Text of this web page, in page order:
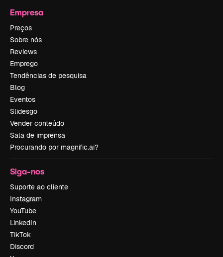
Empresa
Preços
Sobre nós
Reviews
Emprego
Tendências de pesquisa
Blog
Eventos
Slidesgo
Vender conteúdo
Sala de imprensa
Procurando por magnific.ai?
Siga-nos
Suporte ao cliente
Instagram
YouTube
LinkedIn
TikTok
Discord